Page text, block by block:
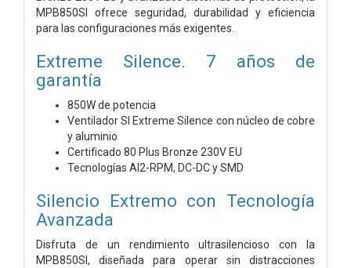
MPB850SI ofrece seguridad, durabilidad y eficiencia
para las configuraciones más exigentes.
Extreme Silence. 7 años de
garantía
850W de potencia
Ventilador SI Extreme Silence con núcleo de cobre
y aluminio
Certificado 80 Plus Bronze 230V EU
Tecnologías AI2-RPM, DC-DC y SMD
Silencio Extremo con Tecnología
Avanzada
Disfruta de un rendimiento ultrasilencioso con la
MPB850SI, diseñada para operar sin distracciones